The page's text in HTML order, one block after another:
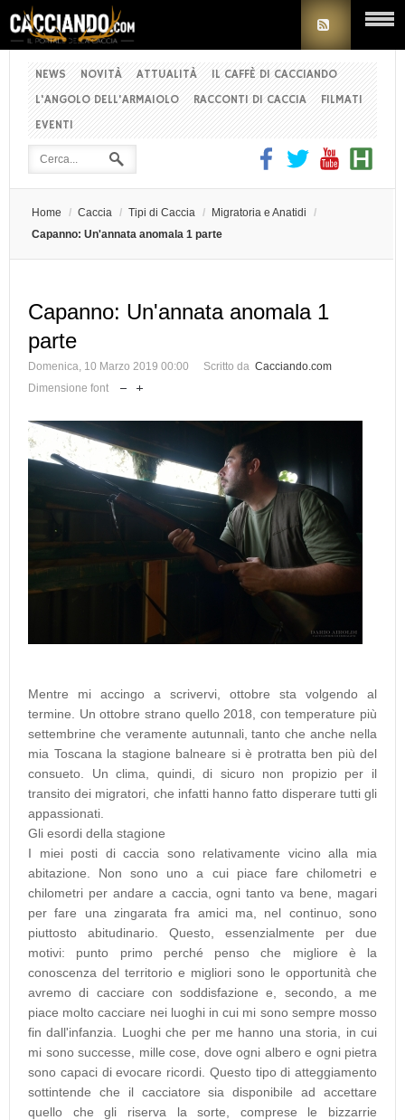
NEWS NOVITÀ ATTUALITÀ
IL CAFFÈ DI CACCIANDO
L'ANGOLO DELL'ARMAIOLO
RACCONTI DI CACCIA
FILMATI
EVENTI
Home / Caccia / Tipi di Caccia / Migratoria e Anatidi
/
Capanno: Un'annata anomala 1 parte
Capanno: Un'annata anomala 1
parte
Domenica, 10 Marzo 2019 00:00 Scritto da Cacciando.com
Dimensione font
Mentre mi accingo a scrivervi, ottobre sta volgendo al
termine. Un ottobre strano quello 2018, con temperature più
settembrine che veramente autunnali, tanto che anche nella
mia Toscana la stagione balneare si è protratta ben più del
consueto. Un clima, quindi, di sicuro non propizio per il
transito dei migratori, che infatti hanno fatto disperare tutti gli
appassionati.
Gli esordi della stagione
I miei posti di caccia sono relativamente vicino alla mia
abitazione. Non sono uno a cui piace fare chilometri e
chilometri per andare a caccia, ogni tanto va bene, magari
per fare una zingarata fra amici ma, nel continuo, sono
piuttosto abitudinario. Questo, essenzialmente per due
motivi: punto primo perché penso che migliore è la
conoscenza del territorio e migliori sono le opportunità che
avremo di cacciare con soddisfazione e, secondo, a me
piace molto cacciare nei luoghi in cui mi sono sempre mosso
fin dall'infanzia. Luoghi che per me hanno una storia, in cui
mi sono successe, mille cose, dove ogni albero e ogni pietra
sono capaci di evocare ricordi. Questo tipo di atteggiamento
sottintende che il cacciatore sia disponibile ad accettare
quello che gli riserva la sorte, comprese le bizzarrie